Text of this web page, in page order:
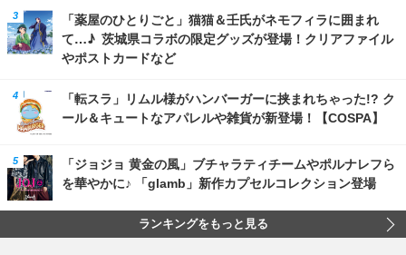
「薬屋のひとりごと」猫猫＆壬氏がネモフィラに囲まれ
て…♪ 茨城県コラボの限定グッズが登場！クリアファイル
やポストカードなど
「転スラ」リムル様がハンバーガーに挟まれちゃった!? ク
ール＆キュートなアパレルや雑貨が新登場！【COSPA】
「ジョジョ 黄金の風」ブチャラティチームやポルナレフら
を華やかに♪ 「glamb」新作カプセルコレクション登場
ランキングをもっと見る